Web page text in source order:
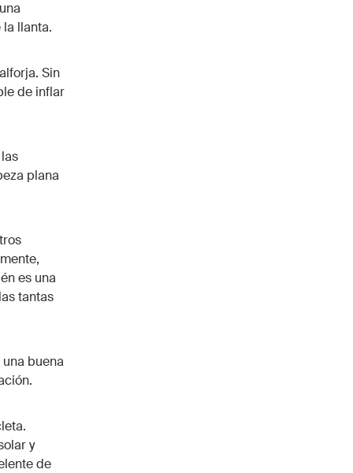
llanta.
Sin
de inflar
plana
es una
tantas
buena
y
de